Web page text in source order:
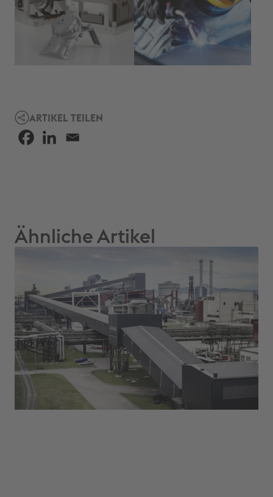
ARTIKEL TEILEN
Ähnliche Artikel